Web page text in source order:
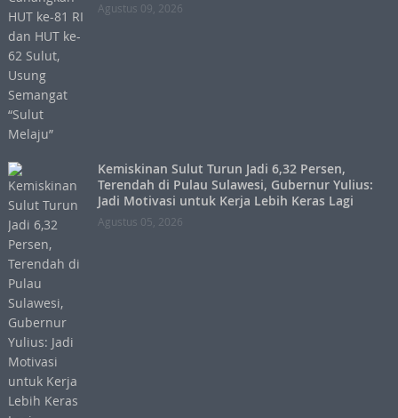
Agustus 09, 2026
Kemiskinan Sulut Turun Jadi 6,32 Persen,
Terendah di Pulau Sulawesi, Gubernur Yulius:
Jadi Motivasi untuk Kerja Lebih Keras Lagi
Agustus 05, 2026